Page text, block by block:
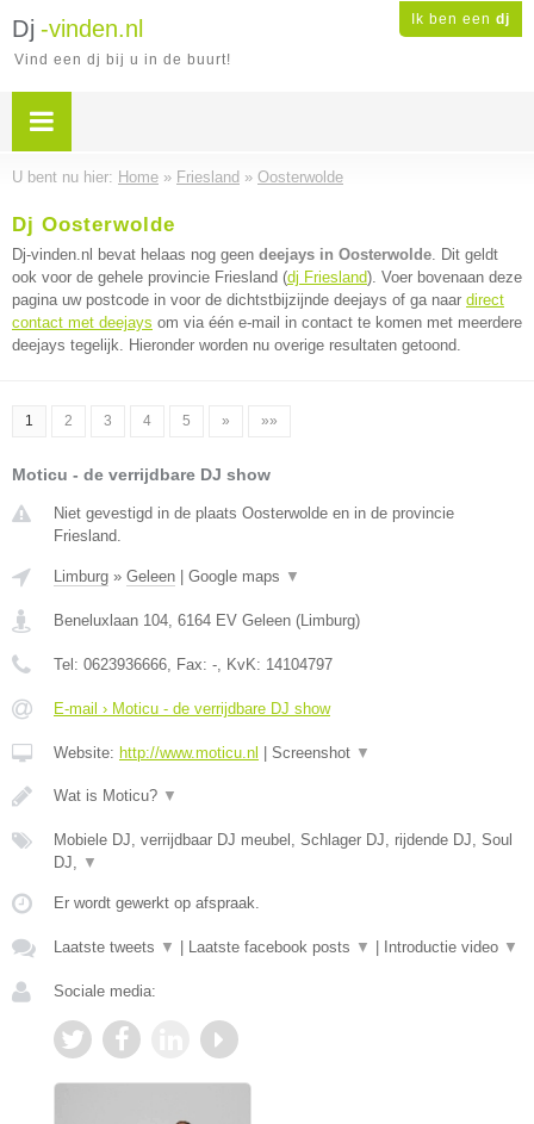
Ik ben een dj
Dj -vinden.nl
Vind een dj bij u in de buurt!
U bent nu hier: Home » Friesland » Oosterwolde
Dj Oosterwolde
Dj-vinden.nl bevat helaas nog geen deejays in Oosterwolde. Dit geldt
ook voor de gehele provincie Friesland (dj Friesland). Voer bovenaan deze
pagina uw postcode in voor de dichtstbijzijnde deejays of ga naar direct
contact met deejays om via één e-mail in contact te komen met meerdere
deejays tegelijk. Hieronder worden nu overige resultaten getoond.
1 2 3 4 5 » »»
Moticu - de verrijdbare DJ show
Niet gevestigd in de plaats Oosterwolde en in de provincie
Friesland.
Limburg » Geleen Google maps ▼
Beneluxlaan 104, 6164 EV Geleen (Limburg)
Tel: 0623936666, Fax: -, KvK: 14104797
E-mail › Moticu - de verrijdbare DJ show
Website: http://www.moticu.nl Screenshot ▼
Wat is Moticu? ▼
Mobiele DJ, verrijdbaar DJ meubel, Schlager DJ, rijdende DJ, Soul
DJ, ▼
Er wordt gewerkt op afspraak.
Laatste tweets ▼ Laatste facebook posts ▼ Introductie video ▼
Sociale media: